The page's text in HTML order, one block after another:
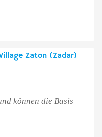
Zaton (Zadar)
können die Basis